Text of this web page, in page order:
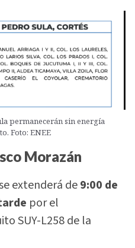
permanecerán sin energía
Foto: ENEE
Morazán
extenderá de9:00 de
por el
SUY-L258 de la